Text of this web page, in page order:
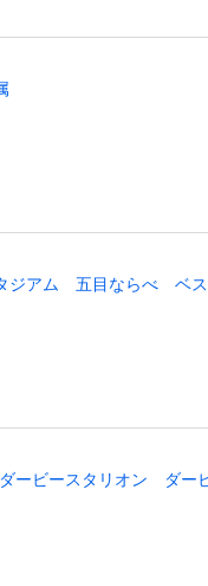
アム 五目ならべ ベス
ビースタリオン ダー